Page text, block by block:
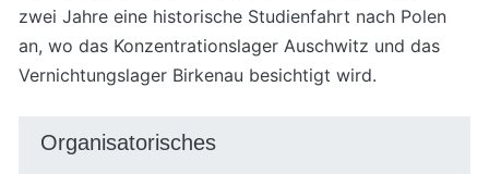
zwei Jahre eine historische Studienfahrt nach Polen
an, wo das Konzentrationslager Auschwitz und das
Vernichtungslager Birkenau besichtigt wird.
Organisatorisches